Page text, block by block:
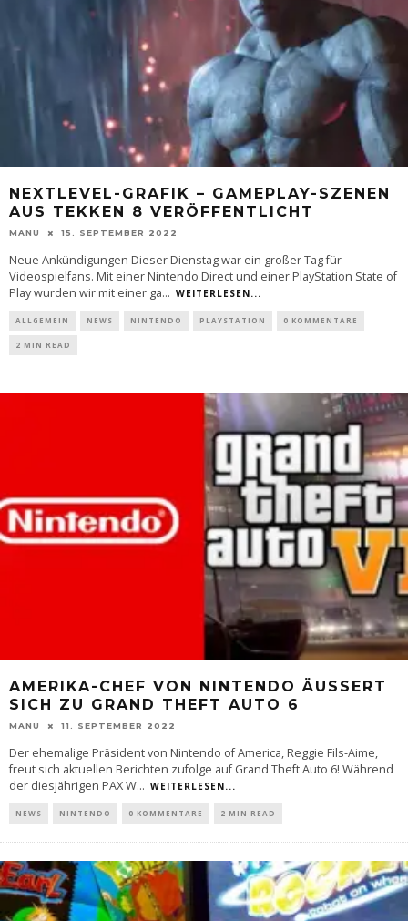
NEXTLEVEL-GRAFIK – GAMEPLAY-SZENEN
AUS TEKKEN 8 VERÖFFENTLICHT
MANU 15. SEPTEMBER 2022
Neue Ankündigungen Dieser Dienstag war ein großer Tag für
Videospielfans. Mit einer Nintendo Direct und einer PlayStation State of
Play wurden wir mit einer ga... WEITERLESEN...
ALLGEMEIN NEWS NINTENDO PLAYSTATION 0 KOMMENTARE
2 MIN READ
AMERIKA-CHEF VON NINTENDO ÄUSSERT S
ICH ZU GRAND THEFT AUTO 6
MANU 11. SEPTEMBER 2022
Der ehemalige Präsident von Nintendo of America, Reggie Fils-Aime,
freut sich aktuellen Berichten zufolge auf Grand Theft Auto 6! Während
der diesjährigen PAX W... WEITERLESEN...
NEWS NINTENDO 0 KOMMENTARE 2 MIN READ